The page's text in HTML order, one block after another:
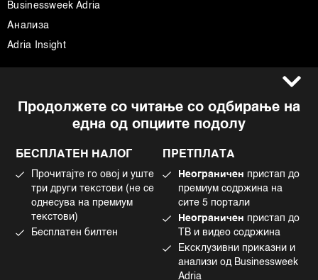
Продолжете со читање со одбирање на
една од опциите подолу
БЕСПЛАТЕН НАЛОГ
Прочитајте го овој и уште
три други текстови (не се
однесува на премиум
текстови)
Бесплатен билтен
ПРЕТПЛАТА
Неограничен пристап до
премиум содржина на
сите 5 портали
Неограничен пристап до
ТВ и видео содржина
Ексклузивни приказни и
анализи од Businessweek
Adria
Businessweek Adria
Анализа
Adria Insight
Импресум
Политика на приватност
Политика за колачиња
Употреба на вештачка интелигенција
Facebook
Instagram
Twitter
Tiktok
BLOOMBERG logo are registered trademarks and service marks of
Bloomberg Finance L.P. or its subsidiaries, displayed with permission
Bloomberg Adria is a Mtel Swiss SA Property